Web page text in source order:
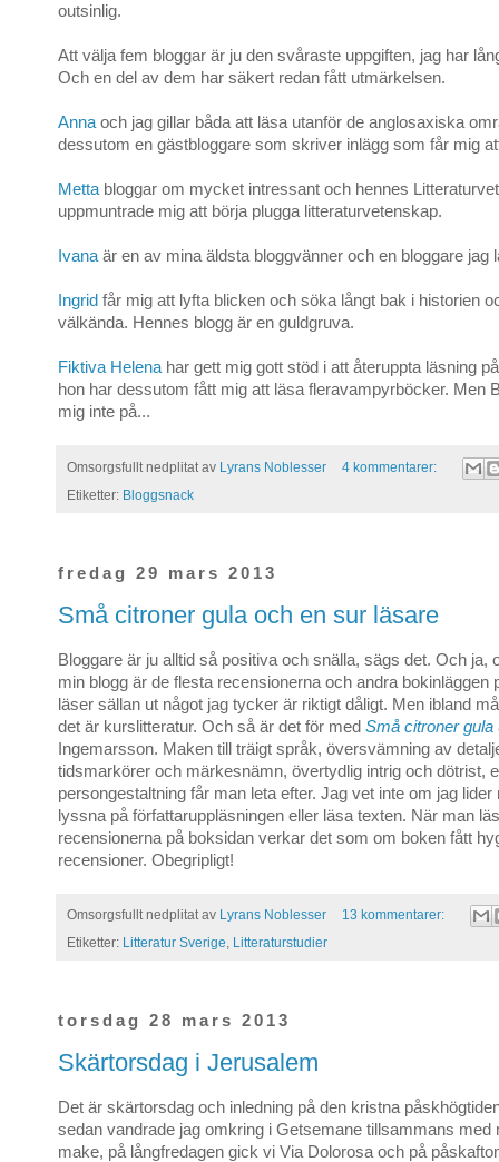
outsinlig.
Att välja fem bloggar är ju den svåraste uppgiften, jag har
Och en del av dem har säkert redan fått utmärkelsen.
Annaoch jag gillar båda att läsa utanför de anglosaxiska
dessutom en gästbloggare som skriver inlägg som får mig
Mettabloggar om mycket intressant och hennes
uppmuntrade mig att börja plugga litteraturvetenskap.
Ivanaär en av mina äldsta bloggvänner och en bloggare jag
Ingrid får mig att lyfta blicken och söka långt bak i historien
välkända. Hennes blogg är en guldgruva.
Fiktiva Helenahar gett mig gott stöd i att återuppta läsning
hon har dessutom fått mig att läsa fleravampyrböcker. Men
mig inte på...
Omsorgsfullt nedplitat av Lyrans Noblesser
4 kommentarer:
Etiketter: Bloggsnack
fredag 29 mars 2013
Små citroner gula och en sur läsare
Bloggare är ju alltid så positiva och snälla, sägs det. Och ja,
min blogg är de flesta recensionerna och andra bokinläggen
läser sällan ut något jag tycker är riktigt dåligt. Men ibland
det är kurslitteratur. Och så är det för med Små citroner gula
Ingemarsson. Maken till träigt språk, översvämning av
tidsmarkörer och märkesnämn, övertydlig intrig och dötrist,
persongestaltning får man leta efter. Jag vet inte om jag lider
lyssna på författaruppläsningen eller läsa texten. När man
recensionerna på boksidan verkar det som om boken fått
recensioner. Obegripligt!
Omsorgsfullt nedplitat av Lyrans Noblesser
13 kommentarer:
Etiketter: Litteratur Sverige, Litteraturstudier
torsdag 28 mars 2013
Skärtorsdag i Jerusalem
Det är skärtorsdag och inledning på den kristna
sedan vandrade jag omkring i Getsemane tillsammans med
make, på långfredagen gick vi Via Dolorosa och på